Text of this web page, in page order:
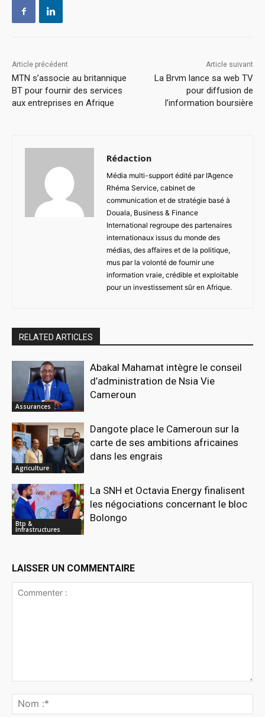
Article précédent
MTN s’associe au britannique
BT pour fournir des services
aux entreprises en Afrique
Article suivant
La Brvm lance sa web TV
pour diffusion de
l’information boursière
Rédaction
Média multi-support édité par l’Agence
Rhéma Service, cabinet de
communication et de stratégie basé à
Douala, Business & Finance
International regroupe des partenaires
internationaux issus du monde des
médias, des affaires et de la politique,
mus par la volonté de fournir une
information vraie, crédible et exploitable
pour un investissement sûr en Afrique.
RELATED ARTICLES
Assurances
Abakal Mahamat intègre le conseil
d’administration de Nsia Vie
Cameroun
Agriculture
Dangote place le Cameroun sur la
carte de ses ambitions africaines
dans les engrais
Btp &
Infrastructures
La SNH et Octavia Energy finalisent
les négociations concernant le bloc
Bolongo
LAISSER UN COMMENTAIRE
:*